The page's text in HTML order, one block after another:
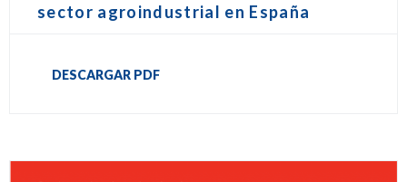
sector agroindustrial en España
DESCARGAR PDF